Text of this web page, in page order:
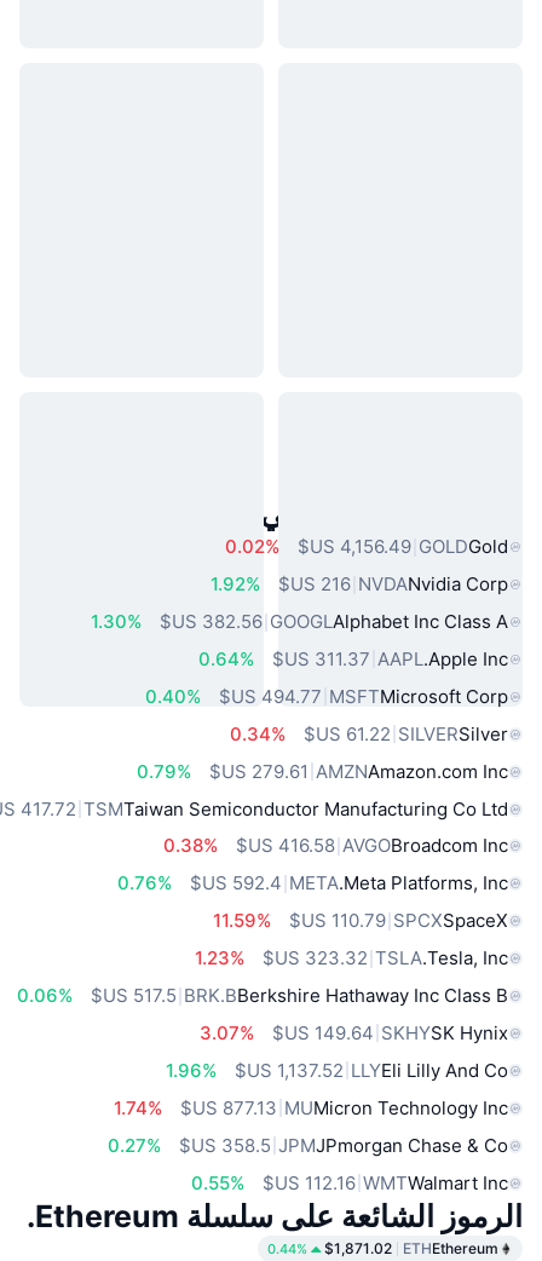
أصول العالم الحقيقي الشائعة
Gold
GOLD
‏‏4,156.49 US$
0.02%
Nvidia Corp
NVDA
‏216 US$
1.92%
Alphabet Inc Class A
GOOGL
‏382.56 US$
1.30%
Apple Inc.
AAPL
0.64%
Microsoft Corp
MSFT
0.40%
Silver
SILVER
0.34%
Amazon.com Inc
AMZN
0.79%
Taiwan Semiconductor Manufacturing Co Ltd
TSM
Broadcom Inc
AVGO
‏416.58 US$
0.38%
Meta Platforms, Inc.
META
0.76%
SpaceX
SPCX
‏110.79 US$
11.59%
Tesla, Inc.
TSLA
1.23%
Berkshire Hathaway Inc Class B
BRK.B
0.06%
SK Hynix
SKHY
3.07%
Eli Lilly And Co
LLY
1.96%
Micron Technology Inc
MU
1.74%
JPmorgan Chase & Co
JPM
0.27%
Walmart Inc
WMT
‏112.16 US$
0.55%
الرموز الشائعة على سلسلة Ethereum.
Ethereum
ETH
$1,871.02
0.44%